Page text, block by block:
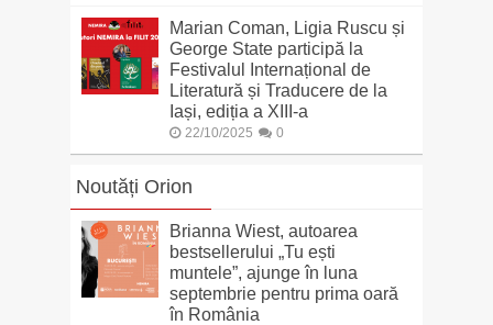
Marian Coman, Ligia Ruscu și
George State participă la
Festivalul Internațional de
Literatură și Traducere de la
Iași, ediția a XIII-a
22/10/2025 0
Noutăți Orion
Brianna Wiest, autoarea
bestsellerului „Tu ești
muntele”, ajunge în luna
septembrie pentru prima oară
în România